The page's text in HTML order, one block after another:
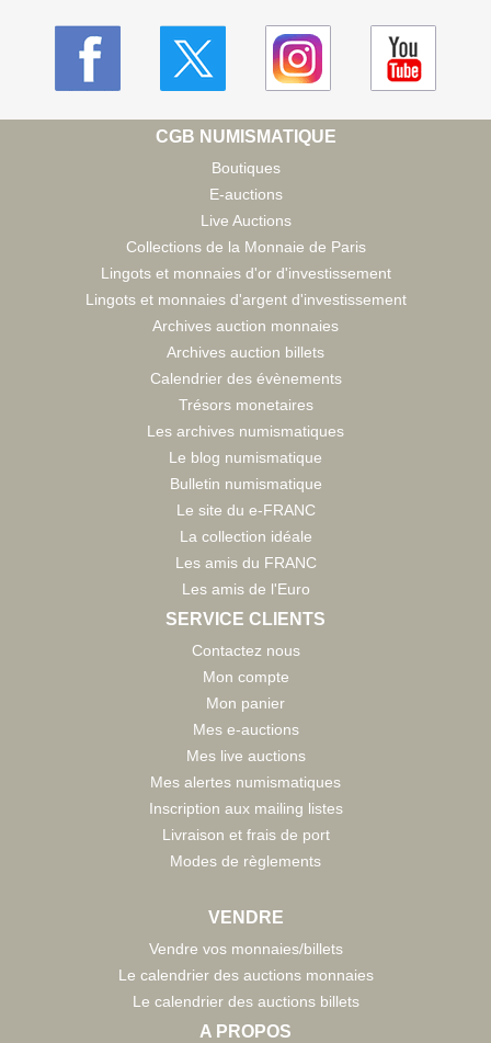
CGB NUMISMATIQUE
Boutiques
E-auctions
Live Auctions
Collections de la Monnaie de Paris
Lingots et monnaies d'or d'investissement
Lingots et monnaies d'argent d'investissement
Archives auction monnaies
Archives auction billets
Calendrier des évènements
Trésors monetaires
Les archives numismatiques
Le blog numismatique
Bulletin numismatique
Le site du e-FRANC
La collection idéale
Les amis du FRANC
Les amis de l'Euro
SERVICE CLIENTS
Contactez nous
Mon compte
Mon panier
Mes e-auctions
Mes live auctions
Mes alertes numismatiques
Inscription aux mailing listes
Livraison et frais de port
Modes de règlements
VENDRE
Vendre vos monnaies/billets
Le calendrier des auctions monnaies
Le calendrier des auctions billets
A PROPOS